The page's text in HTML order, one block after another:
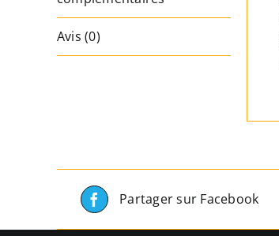
Avis (0)
Partager sur Facebook